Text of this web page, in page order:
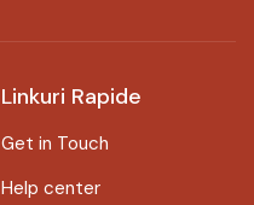
Linkuri Rapide
Get in Touch
Help center